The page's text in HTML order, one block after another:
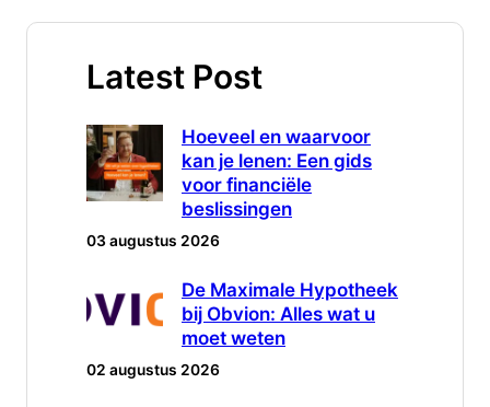
Latest Post
Hoeveel en waarvoor
kan je lenen: Een gids
voor financiële
beslissingen
03 augustus 2026
De Maximale Hypotheek
bij Obvion: Alles wat u
moet weten
02 augustus 2026